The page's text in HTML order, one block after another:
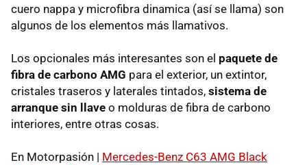
cuero nappa y microfibra dinamica (así se llama) son
algunos de los elementos más llamativos.
Los opcionales más interesantes son el paquete de
fibra de carbono AMG para el exterior, un extintor,
cristales traseros y laterales tintados, sistema de
arranque sin llave o molduras de fibra de carbono
interiores, entre otras cosas.
En Motorpasión | Mercedes-Benz C63 AMG Black